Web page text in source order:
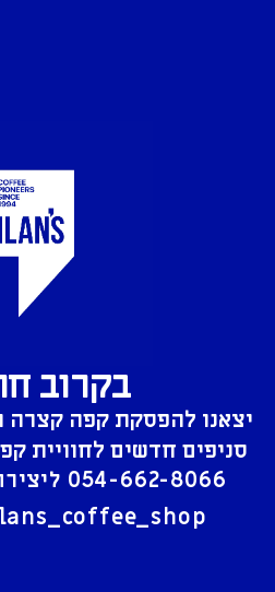
בקרוב
יצאנו להפסקת קפה קצרה
סניפים חדשים לחוויית
054-662-8066